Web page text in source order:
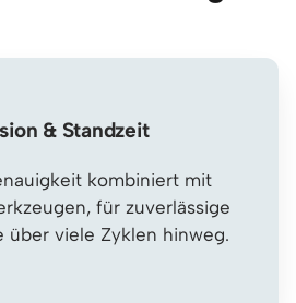
& Standzeit
kombiniert mit
für zuverlässige
über viele Zyklen hinweg.